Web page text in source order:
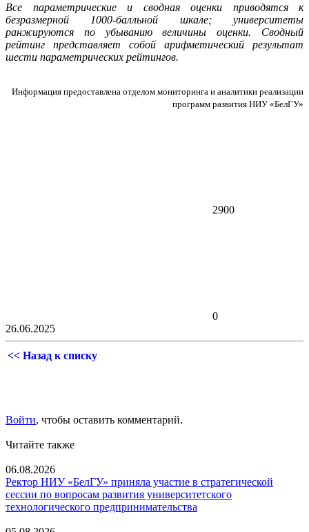
Все параметрические и сводная оценки приводятся к
безразмерной 1000-балльной шкале; университеты
ранжируются по убыванию величины оценки. Сводный
рейтинг представляет собой арифметический результат
шести параметрических рейтингов.
Информация предоставлена отделом мониторинга и аналитики реализации
программ развития НИУ «БелГУ»
2900
0
26.06.2025
<< Назад к списку
Войти, чтобы оставить комментарий.
Читайте также
06.08.2026
Ректор НИУ «БелГУ» приняла участие в стратегической
сессии по вопросам развития университетского
технологического предпринимательства